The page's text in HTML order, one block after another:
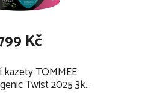
kazety TOMMEE
Twist 2025 3ks
Kč